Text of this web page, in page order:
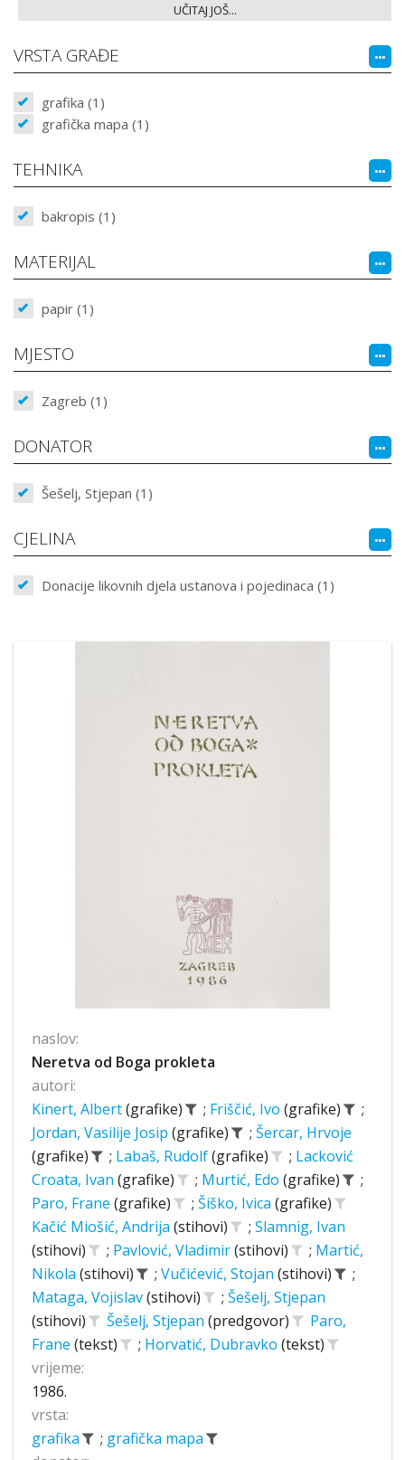
UČITAJ JOŠ...
VRSTA GRAĐE
grafika (1)
grafička mapa (1)
TEHNIKA
bakropis (1)
MATERIJAL
papir (1)
MJESTO
Zagreb (1)
DONATOR
Šešelj, Stjepan (1)
CJELINA
Donacije likovnih djela ustanova i pojedinaca (1)
naslov:
Neretva od Boga prokleta
autori:
Kinert, Albert(grafike) ; Friščić, Ivo (grafike)
;
Jordan, Vasilije Josip (grafike) ; Šercar, Hrvoje
(grafike)
; Labaš, Rudolf(grafike) ; Lacković
Croata, Ivan (grafike) ; Murtić, Edo (grafike)
;
Paro, Frane (grafike) ; Šiško, Ivica (grafike)
Kačić Miošić, Andrija (stihovi) ; Slamnig, Ivan
(stihovi)
; Pavlović, Vladimir(stihovi) ; Martić,
Nikola (stihovi) ; Vučićević, Stojan (stihovi)
;
Mataga, Vojislav(stihovi) ; Šešelj, Stjepan
(stihovi)
Šešelj, Stjepan (predgovor)
Paro,
Frane (tekst) ; Horvatić, Dubravko (tekst)
vrijeme:
1986.
vrsta:
grafika
; grafička mapa